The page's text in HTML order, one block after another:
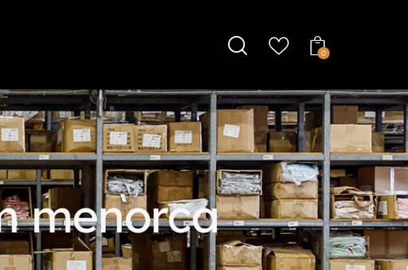
0
menorca